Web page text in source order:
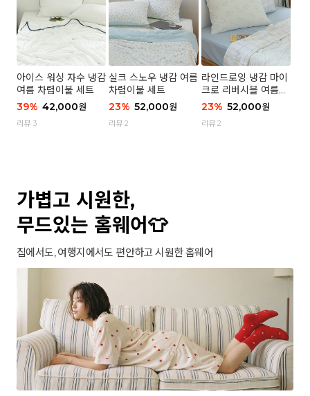
아이스 워싱 자수 냉감
여름 차렵이불 세트
39% 42,000원
리뷰 3
실크 스노우 냉감 여름
차렵이불 세트
23% 52,000원
리뷰 2
라인드로잉 냉감 마이
크로 리버시블 여름이
불 세트
23% 52,000원
리뷰 2
가볍고 시원한,
무드있는 홈웨어👕
집에서도, 여행지에서도 편안하고 시원한 홈웨어